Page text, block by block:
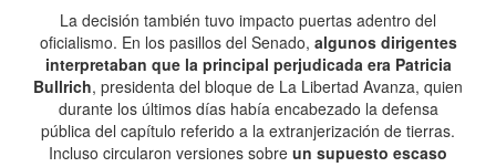
La decisión también tuvo impacto puertas adentro del
oficialismo. En los pasillos del Senado, algunos dirigentes
interpretaban que la principal perjudicada era Patricia
Bullrich, presidenta del bloque de La Libertad Avanza, quien
durante los últimos días había encabezado la defensa
pública del capítulo referido a la extranjerización de tierras.
Incluso circularon versiones sobre un supuesto escaso